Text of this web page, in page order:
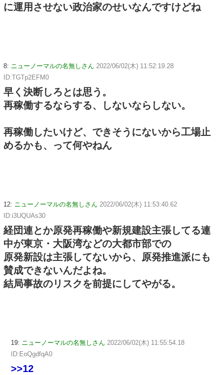
に運用させない政治家のせいなんですけどね
8: ニューノーマルの名無しさん 2022/06/02(木) 11:52:19.28
ID:TGTp2EFM0
早く決断しろとは思う。
再稼働するならする、しないならしない。
再稼働したいけど、できそうにないから工場止
めるかも、って何やねん
12: ニューノーマルの名無しさん 2022/06/02(木) 11:53:40.62
ID:i3UQUAs30
経団連とか原発再稼働や新規建設主張してる連
中が東京・大阪湾などの大都市部での
原発新設は主張してないから、原発推進派にも
賛成できないんだよね。
結局事故のリスクを前提にしてやがる。
19: ニューノーマルの名無しさん 2022/06/02(木) 11:55:54.18
ID:EoQgdfqA0
>>12